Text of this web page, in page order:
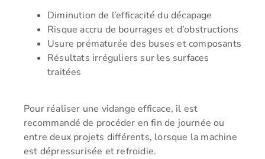
Diminution de l’efficacité du décapage
Risque accru de bourrages et d’obstructions
Usure prématurée des buses et composants
Résultats irréguliers sur les surfaces
traitées
Pour réaliser une vidange efficace, il est
recommandé de procéder en fin de journée ou
entre deux projets différents, lorsque la machine
est dépressurisée et refroidie.